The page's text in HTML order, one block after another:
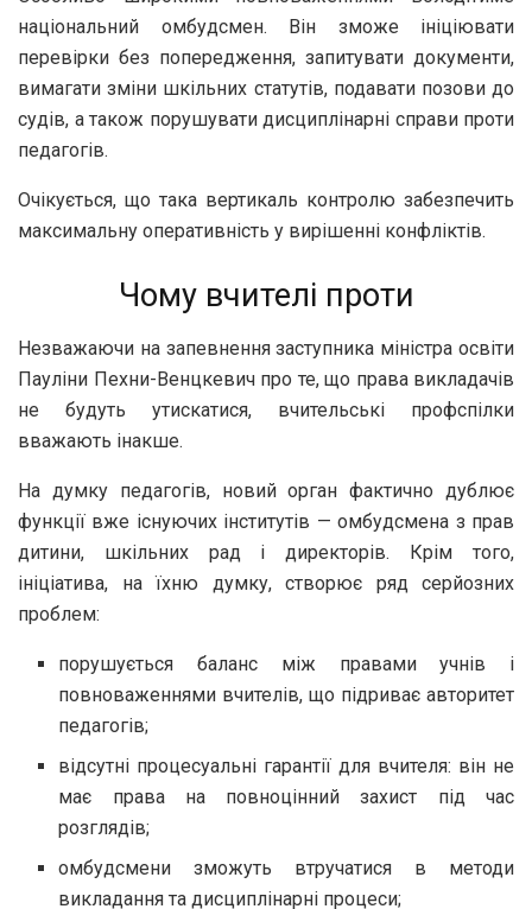
національний омбудсмен. Він зможе ініціювати
перевірки без попередження, запитувати документи,
вимагати зміни шкільних статутів, подавати позови до
судів, а також порушувати дисциплінарні справи проти
педагогів.
Очікується, що така вертикаль контролю забезпечить
максимальну оперативність у вирішенні конфліктів.
Чому вчителі проти
Незважаючи на запевнення заступника міністра освіти
Пауліни Пехни-Венцкевич про те, що права викладачів
не будуть утискатися, вчительські профспілки
вважають інакше.
На думку педагогів, новий орган фактично дублює
функції вже існуючих інститутів — омбудсмена з прав
дитини, шкільних рад і директорів. Крім того,
ініціатива, на їхню думку, створює ряд серйозних
проблем:
порушується баланс між правами учнів і
повноваженнями вчителів, що підриває авторитет
педагогів;
відсутні процесуальні гарантії для вчителя: він не
має права на повноцінний захист під час
розглядів;
омбудсмени зможуть втручатися в методи
викладання та дисциплінарні процеси;